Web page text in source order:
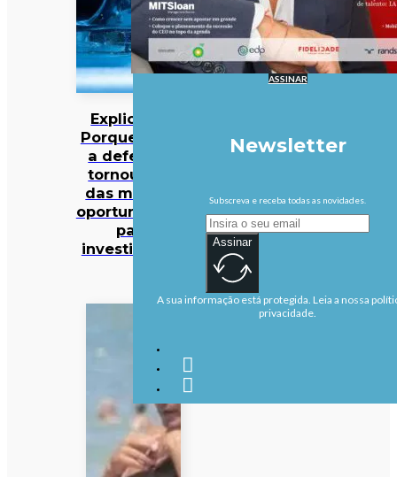
Explicador:
Porque é que
a defesa se
tornou uma
das maiores
oportunidades
para
investidores?
ASSINAR
Newsletter
Subscreva e receba todas as novidades.
Assinar
A sua informação está protegida. Leia a nossa
privacidade.